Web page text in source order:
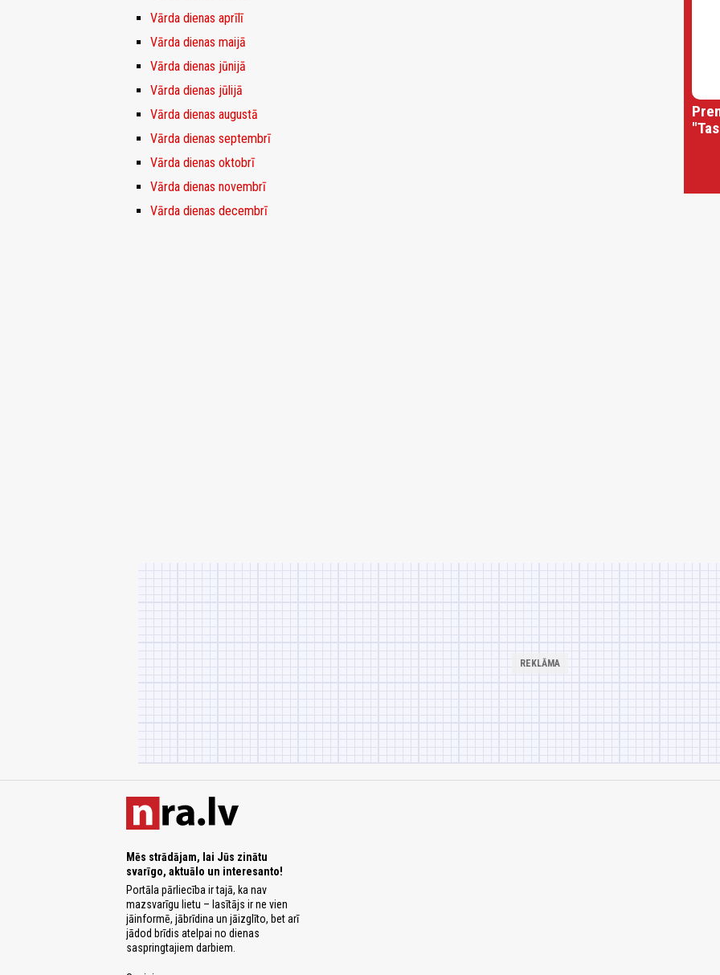
Vārda dienas aprīlī
Vārda dienas maijā
Vārda dienas jūnijā
Vārda dienas jūlijā
Vārda dienas augustā
Vārda dienas septembrī
Vārda dienas oktobrī
Vārda dienas novembrī
Vārda dienas decembrī
Mēs strādājam, lai Jūs zinātu
svarīgo, aktuālo un interesanto!
Portāla pārliecība ir tajā, ka nav
mazsvarīgu lietu – lasītājs ir ne vien
jāinformē, jābrīdina un jāizglīto, bet arī
jādod brīdis atelpai no dienas
saspringtajiem darbiem.